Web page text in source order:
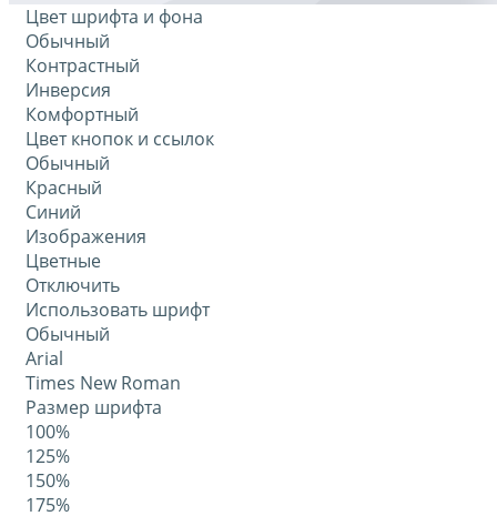
Цвет шрифта и фона
Обычный
Контрастный
Инверсия
Комфортный
Цвет кнопок и ссылок
Обычный
Красный
Синий
Изображения
Цветные
Отключить
Использовать шрифт
Обычный
Arial
Times New Roman
Размер шрифта
100%
125%
150%
175%